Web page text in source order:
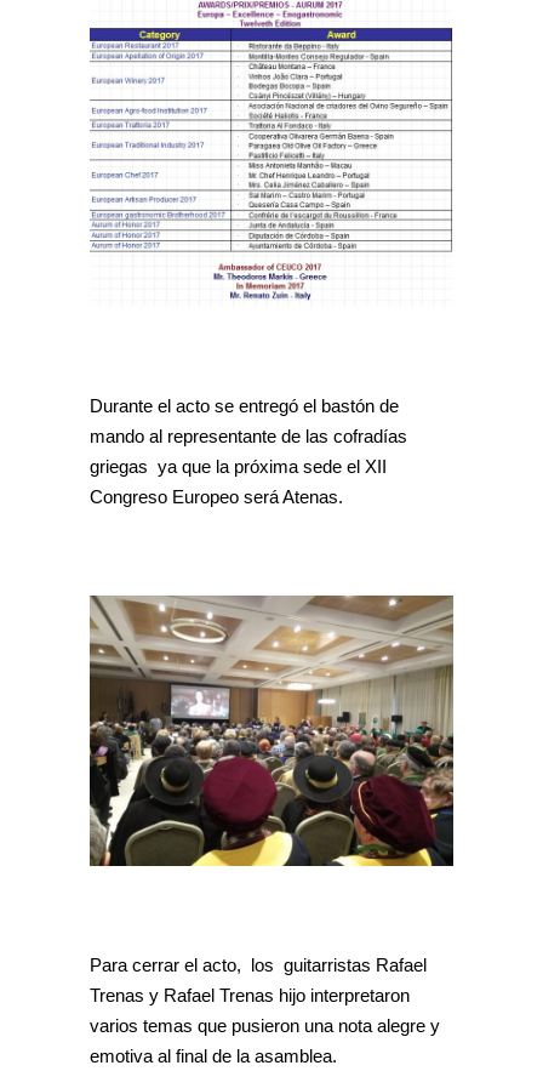
Durante el acto se entregó el bastón de
mando al representante de las cofradías
griegas ya que la próxima sede el XII
Congreso Europeo será Atenas.
Para cerrar el acto, los guitarristas Rafael
Trenas y Rafael Trenas hijo interpretaron
varios temas que pusieron una nota alegre y
emotiva al final de la asamblea.